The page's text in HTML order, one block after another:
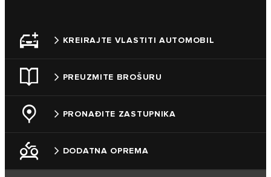
KREIRAJTE VLASTITI AUTOMOBIL
PREUZMITE BROŠURU
PRONAĐITE ZASTUPNIKA
DODATNA OPREMA